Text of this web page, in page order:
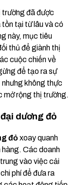
trường đã được
tại từ lâu và có
này, mục tiêu
thủ để giành thị
cuộc chiến về
để tạo ra sự
nhưng không thực
mở rộng thị trường.
dương đỏ
đỏxoay quanh
hàng. Các doanh
vào việc cải
phí để đưa ra